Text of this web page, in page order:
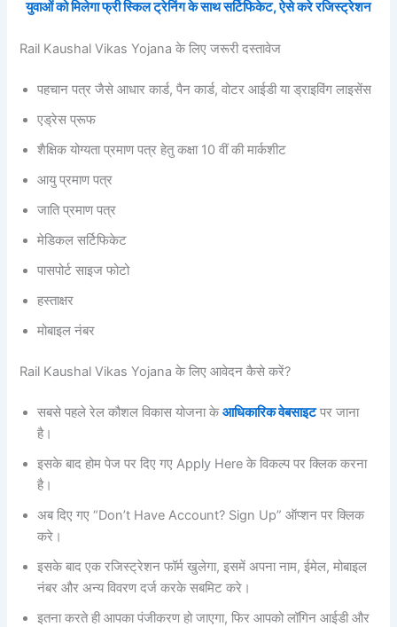
युवाओं को मिलेगा फ्री स्किल ट्रेनिंग के साथ सर्टिफिकेट, ऐसे करे रजिस्ट्रेशन
Rail Kaushal Vikas Yojana के लिए जरूरी दस्तावेज
पहचान पत्र जैसे आधार कार्ड, पैन कार्ड, वोटर आईडी या ड्राइविंग लाइसेंस
एड्रेस प्रूफ
शैक्षिक योग्यता प्रमाण पत्र हेतु कक्षा 10 वीं की मार्कशीट
आयु प्रमाण पत्र
जाति प्रमाण पत्र
मेडिकल सर्टिफिकेट
पासपोर्ट साइज फोटो
हस्ताक्षर
मोबाइल नंबर
Rail Kaushal Vikas Yojana के लिए आवेदन कैसे करें?
सबसे पहले रेल कौशल विकास योजना केआधिकारिक वेबसाइटपर जाना
है।
इसके बाद होम पेज पर दिए गए Apply Here के विकल्प पर क्लिक करना
है।
अब दिए गए “Don’t Have Account? Sign Up” ऑप्शन पर क्लिक
करे।
इसके बाद एक रजिस्ट्रेशन फॉर्म खुलेगा, इसमें अपना नाम, ईमेल, मोबाइल
नंबर और अन्य विवरण दर्ज करके सबमिट करे।
इतना करते ही आपका पंजीकरण हो जाएगा, फिर आपको लॉगिन आईडी और